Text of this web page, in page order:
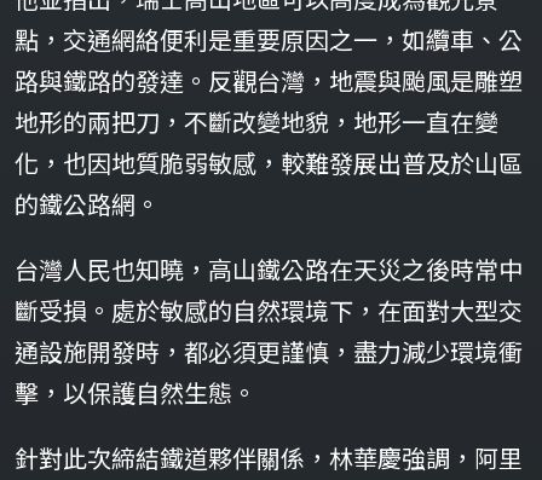
點，交通網絡便利是重要原因之一，如纜車、公
路與鐵路的發達。反觀台灣，地震與颱風是雕塑
地形的兩把刀，不斷改變地貌，地形一直在變
化，也因地質脆弱敏感，較難發展出普及於山區
的鐵公路網。
台灣人民也知曉，高山鐵公路在天災之後時常中
斷受損。處於敏感的自然環境下，在面對大型交
通設施開發時，都必須更謹慎，盡力減少環境衝
擊，以保護自然生態。
針對此次締結鐵道夥伴關係，林華慶強調，阿里